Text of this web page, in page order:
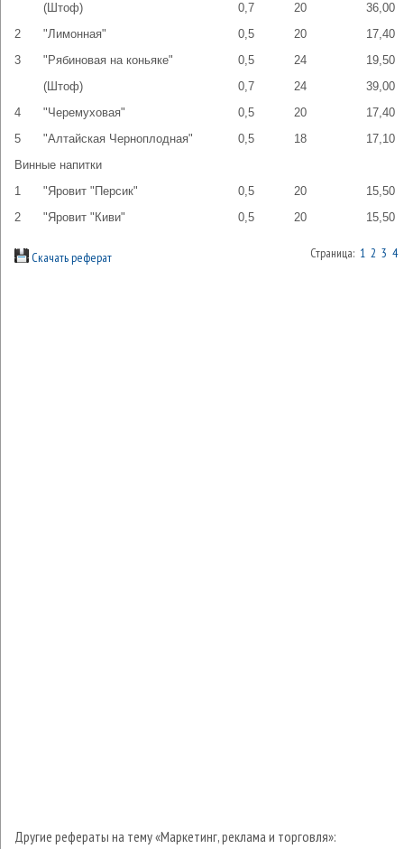
(Штоф)
0,7 20
36,00
2
"Лимонная" 0,5 20
17,40
3
"Рябиновая на коньяке" 0,5 24
19,50
(Штоф)
0,7 24
39,00
4
"Черемуховая" 0,5 20
17,40
5
"Алтайская Черноплодная" 0,5 18
17,10
Винные напитки
1
"Яровит "Персик" 0,5 20
15,50
2
"Яровит "Киви" 0,5 20 15,50
Скачать реферат Страница: 1 2 3 4
Другие рефераты на тему «Маркетинг, реклама и торговля»: